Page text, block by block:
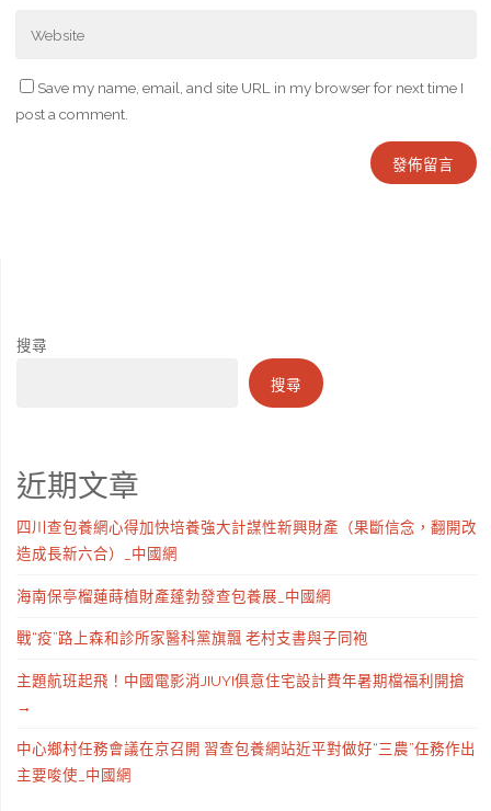
Save my name, email, and site URL in my browser for next time I
post a comment.
搜尋
搜尋
近期文章
四川查包養網心得加快培養強大計謀性新興財產（果斷信念，翻開改
造成長新六合）_中國網
海南保亭榴蓮蒔植財產蓬勃發查包養展_中國網
戰“疫”路上森和診所家醫科黨旗飄 老村支書與子同袍
主題航班起飛！中國電影消JIUYI俱意住宅設計費年暑期檔福利開搶
→
中心鄉村任務會議在京召開 習查包養網站近平對做好“三農”任務作出
主要唆使_中國網